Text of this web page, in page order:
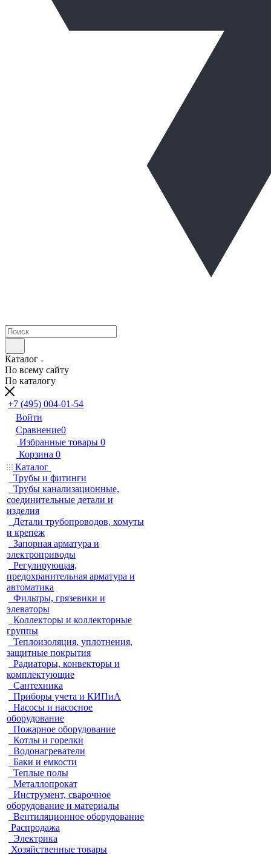
Каталог
По всему сайту
По каталогу
+7 (495) 004-01-54
Войти
Сравнение0
Избранные товары 0
Корзина 0
Каталог
Трубы и фитинги
Трубы канализационные,
соединительные детали и
изделия
Детали трубопроводов, хомуты
и крепеж
Запорная арматура и
электроприводы
Регулирующая,
предохранительная арматура и
автоматика
Фильтры, грязевики и
элеваторы
Коллекторы и коллекторные
группы
Теплоизоляция, уплотнения,
защитные покрытия
Радиаторы, конвекторы и
комплектующие
Сантехника
Приборы учета и КИПиА
Насосы и насосное
оборудование
Пожарное оборудование
Котлы и горелки
Водонагреватели
Баки и емкости
Теплые полы
Металлопрокат
Инструмент, сварочное
оборудование и материалы
Вентиляционное оборудование
Распродажа
Электрика
Хозяйственные товары